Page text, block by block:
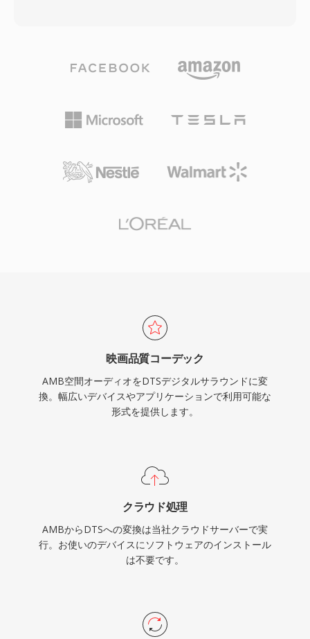
げ、YouTubeなどのプラットフォームでイマー
シブメディア配信に採用されています。
ンネルにより高いデータ予算を割り当て、より繊
保存します。この形式はサブバンドADPCMとベ
クトル量子化を組み合わせてオーディオをエンコ
成します。拡張バリアントのDTS-HD Master
加します。主な強みには、AVレシーバー、ゲー
ンドストリーミング向けのサラウンドサウンドコ
ンテンツを扱う方にとって、DTSはスタジオミッ
クスからリビングルームまでの実績ある経路を提
供します。
映画品質コーデック
AMB空間オーディオをDTSデジタルサラウンドに変
換。幅広いデバイスやアプリケーションで利用可能な
形式を提供します。
クラウド処理
AMBからDTSへの変換は当社クラウドサーバーで実
行。お使いのデバイスにソフトウェアのインストール
は不要です。